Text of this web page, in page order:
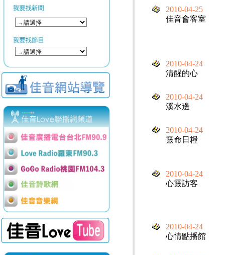
2010-04-25
佳音會客室
2010-04-24
清醒的心
2010-04-24
溪水邊
2010-04-24
靈命日糧
2010-04-24
心靈訪客
2010-04-24
心情點播館